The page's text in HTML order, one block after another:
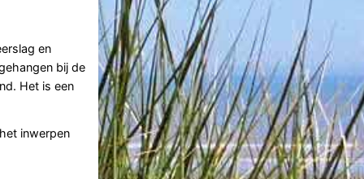
en
bij de
Het is een
inwerpen